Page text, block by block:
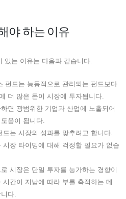
야 하는 이유
있는 이유는 다음과 같습니다.
펀드는 능동적으로 관리되는 펀드보다
더 많은 돈이 시장에 투자됩니다.
면 광범위한 기업과 산업에 노출되어
움이 됩니다.
는 시장의 성과를 맞추려고 합니다.
장 타이밍에 대해 걱정할 필요가 없습
시장은 단일 투자를 능가하는 경향이
간이 지남에 따라 부를 축적하는 데
다.